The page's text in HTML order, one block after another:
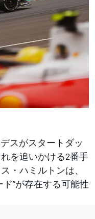
スがスタートダッ
を追いかける2番手
・ハミルトンは、
”が存在する可能性